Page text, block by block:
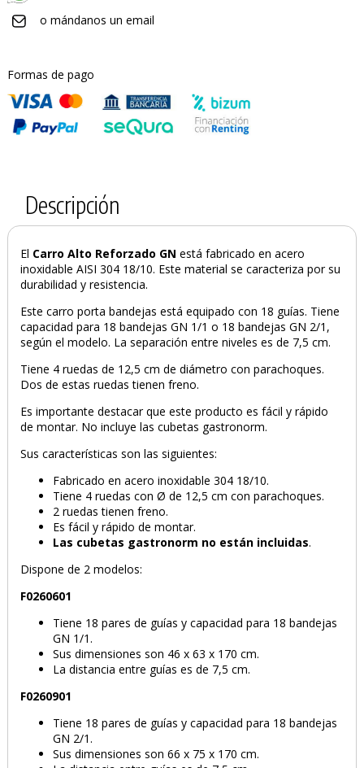
o mándanos un email
Formas de pago
Descripción
El Carro Alto Reforzado GN está fabricado en acero
inoxidable AISI 304 18/10. Este material se caracteriza por su
durabilidad y resistencia.
Este carro porta bandejas está equipado con 18 guías. Tiene
capacidad para 18 bandejas GN 1/1 o 18 bandejas GN 2/1,
según el modelo. La separación entre niveles es de 7,5 cm.
Tiene 4 ruedas de 12,5 cm de diámetro con parachoques.
Dos de estas ruedas tienen freno.
Es importante destacar que este producto es fácil y rápido
de montar. No incluye las cubetas gastronorm.
Sus características son las siguientes:
Fabricado en acero inoxidable 304 18/10.
Tiene 4 ruedas con Ø de 12,5 cm con parachoques.
2 ruedas tienen freno.
Es fácil y rápido de montar.
Las cubetas gastronorm no están incluidas.
Dispone de 2 modelos:
F0260601
Tiene 18 pares de guías y capacidad para 18 bandejas
GN 1/1.
Sus dimensiones son 46 x 63 x 170 cm.
La distancia entre guías es de 7,5 cm.
F0260901
Tiene 18 pares de guías y capacidad para 18 bandejas
GN 2/1.
Sus dimensiones son 66 x 75 x 170 cm.